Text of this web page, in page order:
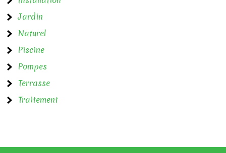
’
a
r
t
i
c
e
Jardin
Naturel
Piscine
Pompes
Terrasse
Traitement